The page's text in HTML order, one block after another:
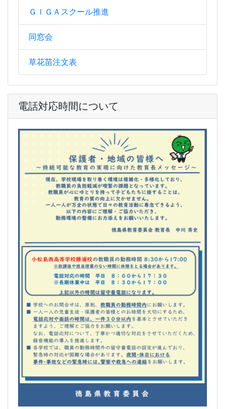
ＧＩＧＡスクール推進
同窓会
草花苗注文表
電話対応時間について